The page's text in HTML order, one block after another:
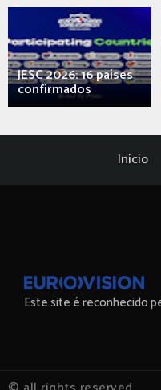
JESC 2026: 16 países
confirmados
Início
Este site é reconhecido